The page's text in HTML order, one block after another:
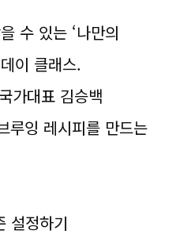
수 있는 ‘나만의
이 클래스.
가대표 김승백
루잉 레시피를 만드는
설정하기